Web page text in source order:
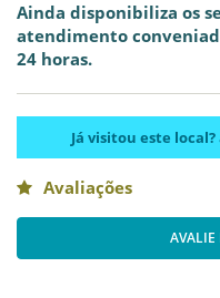
Ainda disponibiliza os
atendimento
24 horas.
Já visitou este local?
Avaliações
AVALIE